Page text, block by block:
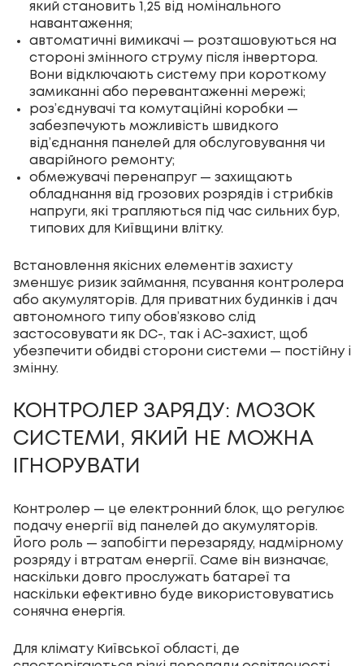
який становить 1,25 від номінального
навантаження;
автоматичні вимикачі — розташовуються на
стороні змінного струму після інвертора.
Вони відключають систему при короткому
замиканні або перевантаженні мережі;
роз’єднувачі та комутаційні коробки —
забезпечують можливість швидкого
від’єднання панелей для обслуговування чи
аварійного ремонту;
обмежувачі перенапруг — захищають
обладнання від грозових розрядів і стрибків
напруги, які трапляються під час сильних бур,
типових для Київщини влітку.
Встановлення якісних елементів захисту
зменшує ризик займання, псування контролера
або акумуляторів. Для приватних будинків і дач
автономного типу обов’язково слід
застосовувати як DC-, так і AC-захист, щоб
убезпечити обидві сторони системи — постійну і
змінну.
КОНТРОЛЕР ЗАРЯДУ: МОЗОК
СИСТЕМИ, ЯКИЙ НЕ МОЖНА
ІГНОРУВАТИ
Контролер — це електронний блок, що регулює
подачу енергії від панелей до акумуляторів.
Його роль — запобігти перезаряду, надмірному
розряду і втратам енергії. Саме він визначає,
наскільки довго прослужать батареї та
наскільки ефективно буде використовуватись
сонячна енергія.
Для клімату Київської області, де